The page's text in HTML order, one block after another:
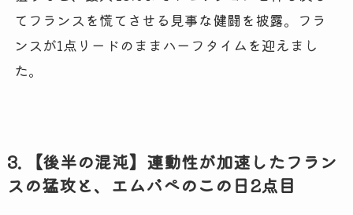
てフランスを慌てさせる見事な健闘を披露。フラ
ンスが1点リードのままハーフタイムを迎えまし
た。
3. 【後半の混沌】連動性が加速したフラン
スの猛攻と、エムバペのこの日2点目